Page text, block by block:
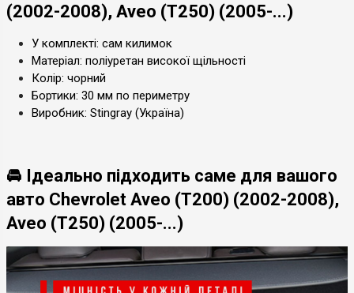
(2002-2008), Aveo (T250) (2005-...)
У комплекті: сам килимок
Матеріал: поліуретан високої щільності
Колір: чорний
Бортики: 30 мм по периметру
Виробник: Stingray (Україна)
🚘 Ідеально підходить саме для вашого
авто Chevrolet Aveo (T200) (2002-2008),
Aveo (T250) (2005-...)